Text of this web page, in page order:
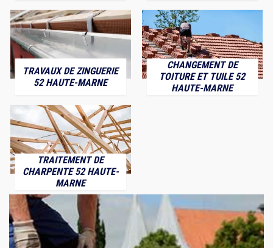
TRAVAUX DE ZINGUERIE
52 HAUTE-MARNE
CHANGEMENT DE
TOITURE ET TUILE 52
HAUTE-MARNE
TRAITEMENT DE
CHARPENTE 52 HAUTE-
MARNE